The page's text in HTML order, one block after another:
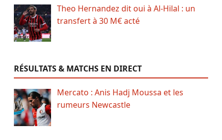
Theo Hernandez dit oui à Al-Hilal : un
transfert à 30 M€ acté
RÉSULTATS & MATCHS EN DIRECT
Mercato : Anis Hadj Moussa et les
rumeurs Newcastle